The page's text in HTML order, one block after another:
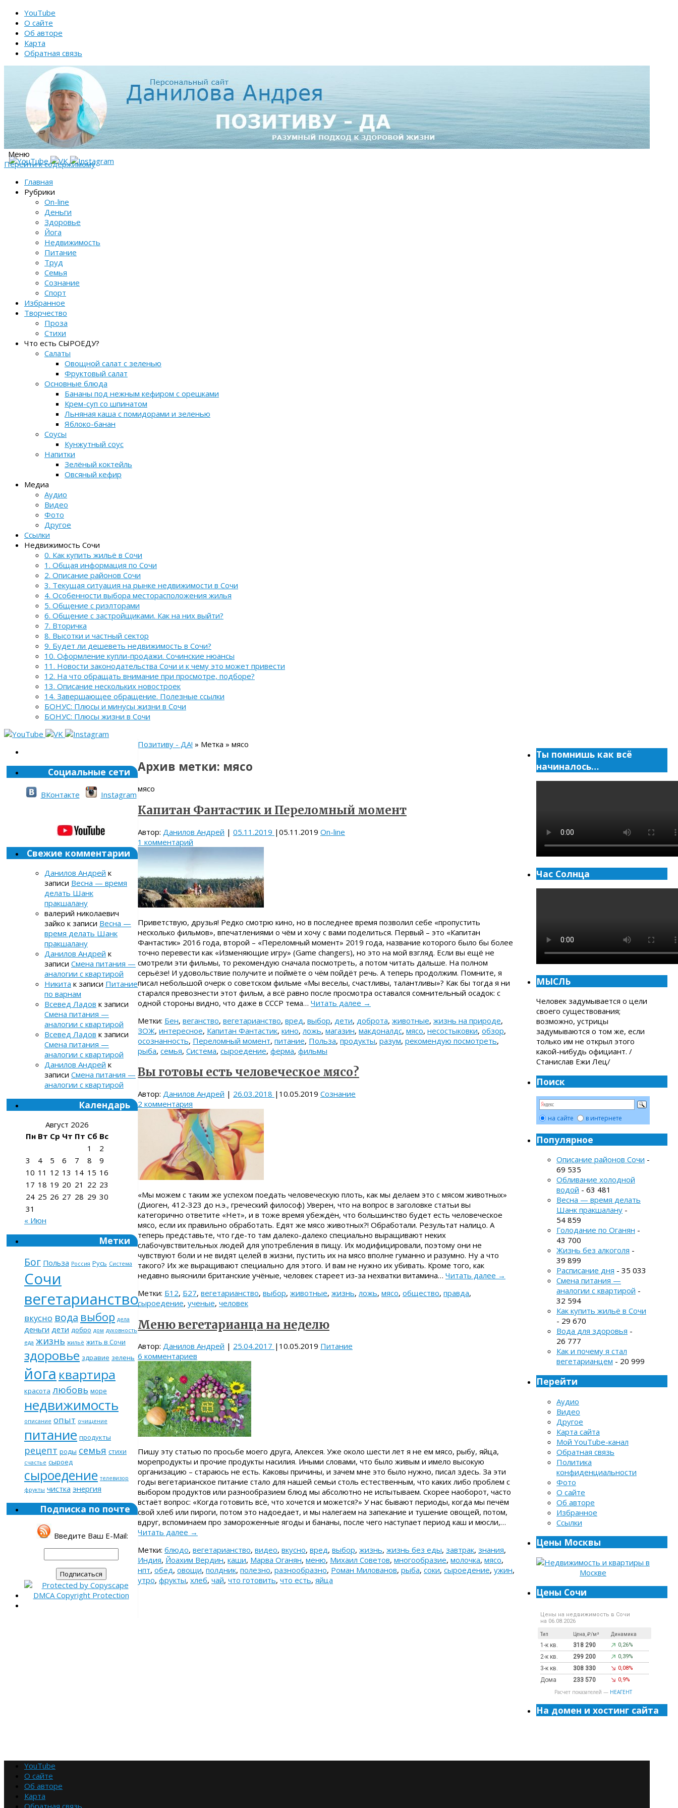
YouTube
О сайте
Об авторе
Карта
Обратная связь
Меню
Перейти к содержимому
Главная
Рубрики
On-line
Деньги
Здоровье
Йога
Недвижимость
Питание
Труд
Семья
Сознание
Спорт
Избранное
Творчество
Проза
Стихи
Что есть СЫРОЕДУ?
Салаты
Овощной салат с зеленью
Фруктовый салат
Основные блюда
Бананы под нежным кефиром с орешками
Крем-суп со шпинатом
Льняная каша с помидорами и зеленью
Яблоко-банан
Соусы
Кунжутный соус
Напитки
Зелёный коктейль
Овсяный кефир
Медиа
Аудио
Видео
Фото
Другое
Ссылки
Недвижимость Сочи
0. Как купить жильё в Сочи
1. Общая информация по Сочи
2. Описание районов Сочи
3. Текущая ситуация на рынке недвижимости в Сочи
4. Особенности выбора месторасположения жилья
5. Общение с риэлторами
6. Общение с застройщиками. Как на них выйти?
7. Вторичка
8. Высотки и частный сектор
9. Будет ли дешеветь недвижимость в Сочи?
10. Оформление купли-продажи. Сочинские нюансы
11. Новости законодательства Сочи и к чему это может привести
12. На что обращать внимание при просмотре, подборе?
13. Описание нескольких новостроек
14. Завершающее обращение. Полезные ссылки
БОНУС: Плюсы и минусы жизни в Сочи
БОНУС: Плюсы жизни в Сочи
Позитиву - ДА! » Метка » мясо
Архив метки: мясо
мясо
Капитан Фантастик и Переломный момент
Автор: Данилов Андрей | 05.11.2019 | 05.11.2019 On-line
1 комментарий
Приветствую, друзья! Редко смотрю кино, но в последнее время позволил себе «пропустить
несколько фильмов», впечатлениями о чём и хочу с вами поделиться. Первый – это «Капитан
Фантастик» 2016 года, второй – «Переломный момент» 2019 года, название которого было бы более
точно перевести как «Изменяющие игру» (Game changers), но это на мой взгляд. Если вы ещё не
смотрели эти фильмы, то рекомендую сначала посмотреть, а потом читать дальше. На полном
серьёзе! И удовольствие получите и поймёте о чём пойдёт речь. А теперь продолжим. Помните, я
писал небольшой очерк о советском фильме «Мы веселы, счастливы, талантливы»? Как бы тогда я ни
старался превознести этот фильм, а всё равно после просмотра оставался сомнительный осадок: с
одной стороны видно, что даже в СССР тема… Читать далее →
Метки: Бен, веганство, вегетарианство, вред, выбор, дети, доброта, животные, жизнь на природе,
ЗОЖ, интересное, Капитан Фантастик, кино, ложь, магазин, макдоналдс, мясо, несостыковки, обзор,
осознанность, Переломный момент, питание, Польза, продукты, разум, рекомендую посмотреть,
рыба, семья, Система, сыроедение, ферма, фильмы
Вы готовы есть человеческое мясо?
Автор: Данилов Андрей | 26.03.2018 | 10.05.2019 Сознание
2 комментария
«Мы можем с таким же успехом поедать человеческую плоть, как мы делаем это с мясом животных»
(Диоген, 412-323 до н.э., греческий философ) Уверен, что на вопрос в заголовке статьи вы
категорично ответите «Нет», и в тоже время убеждён, что большинство будет есть человеческое
мясо, если их правильно обработать. Едят же мясо животных?! Обработали. Результат налицо. А
теперь представьте, что где-то там далеко-далеко специально выращивают неких
слабочувствительных людей для употребления в пищу. Их модифицировали, поэтому они не
чувствуют боли и не видят целей в жизни, пустить их на мясо вполне гуманно и разумно. Ну а что
такого? Их же выращивают специально для этого. И вам не нужно их убивать. Кроме того, как
недавно выяснили британские учёные, человек стареет из-за нехватки витамина… Читать далее →
Метки: Б12, Б27, вегетарианство, выбор, животные, жизнь,ложь, мясо, общество, правда,
сыроедение, ученые, человек
Меню вегетарианца на неделю
Автор: Данилов Андрей | 25.04.2017 | 10.05.2019 Питание
6 комментариев
Пишу эту статью по просьбе моего друга, Алексея. Уже около шести лет я не ем мясо, рыбу, яйца,
морепродукты и прочие продукты насилия. Иными словами, что было живым и имело высокую
организацию – стараюсь не есть. Каковы причины, и зачем мне это было нужно, писал здесь. За эти
годы вегетарианское питание стало для нашей семьи столь естественным, что каких либо проблем с
выбором продуктов или разнообразием блюд мы абсолютно не испытываем. Скорее наоборот, часто
встаёт вопрос: «Когда готовить всё, что хочется и можется?» У нас бывают периоды, когда мы печём
свой хлеб или пироги, потом это надоедает, и мы налегаем на запекание и тушение овощей, потом,
вдруг, вспоминаем про замороженные ягоды и бананы, после чего наступает период каш и мюсли,…
Читать далее →
Метки: блюдо, вегетарианство, видео, вкусно, вред, выбор, жизнь, жизнь без еды, завтрак, знания,
Индия, Йоахим Вердин, каши, Марва Оганян, меню, Михаил Советов, многообразие, молочка, мясо,
нпт, обед, овощи, полдник, полезно, разнообразно, Роман Милованов, рыба, соки, сыроедение, ужин,
утро, фрукты, хлеб, чай, что готовить, что есть, яйца
Социальные сети
ВКонтакте Instagram
Свежие комментарии
Данилов Андрей к
записи Весна — время
делать Шанк
пракшалану
валерий николаевич
зайко к записи Весна —
время делать Шанк
пракшалану
Данилов Андрей к
записи Смена питания —
аналогии с квартирой
Никита к записи Питание
по варнам
Всевед Ладов к записи
Смена питания —
аналогии с квартирой
Всевед Ладов к записи
Смена питания —
аналогии с квартирой
Данилов Андрей к
записи Смена питания —
аналогии с квартирой
Календарь
Август 2026
Пн Вт Ср Чт Пт Сб Вс
1
2
3
4 5 6 7 8
9
10 11 12 13 14 15 16
17 18 19 20 21 22 23
24 25 26 27 28 29 30
31
« Июн
Метки
Бог Польза Россия Русь Система
Сочи
вегетарианство
вкусно вода выбор дела
деньги дети добро дом духовность
еда жизнь жильё жить в Сочи
здоровье здравие зелень
йога квартира
красота любовь море
недвижимость
описание опыт очищение
питание продукты
рецепт роды семья стихи
счастье сыроед
сыроедение телевизор
фрукты чистка энергия
Подписка по почте
Введите Ваш E-Mail:
Ты помнишь как всё
начиналось…
Час Солнца
МЫСЛЬ
Человек задумывается о цели
своего существования;
возможно, устрицы
задумываются о том же, если
только им не открыл этого
какой-нибудь официант. /
Станислав Ежи Лец/
Поиск
на сайте в интернете
Популярное
Описание районов Сочи -
69 535
Обливание холодной
водой - 63 481
Весна — время делать
Шанк пракшалану -
54 859
Голодание по Оганян -
43 700
Жизнь без алкоголя -
39 899
Расписание дня - 35 033
Смена питания —
аналогии с квартирой -
32 594
Как купить жильё в Сочи
- 29 670
Вода для здоровья -
26 777
Как и почему я стал
вегетарианцем - 20 999
Перейти
Аудио
Видео
Другое
Карта сайта
Мой YouTube-канал
Обратная связь
Политика
конфиденциальности
Фото
О сайте
Об авторе
Избранное
Ссылки
Цены Москвы
Цены Сочи
Цены на недвижимость в Сочи
на 06.08.2026
Тип Цена, ₽/м² Динамика
1-к кв. 318 290 0,26%
2-к кв. 299 200 0,39%
3-к кв. 308 330 0,08%
Дома 233 570 0,9%
Расчет показателей — НЕАГЕНТ
На домен и хостинг сайта
YouTube
О сайте
Об авторе
Карта
Обратная связь